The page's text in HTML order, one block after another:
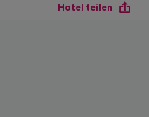
Hotel teilen